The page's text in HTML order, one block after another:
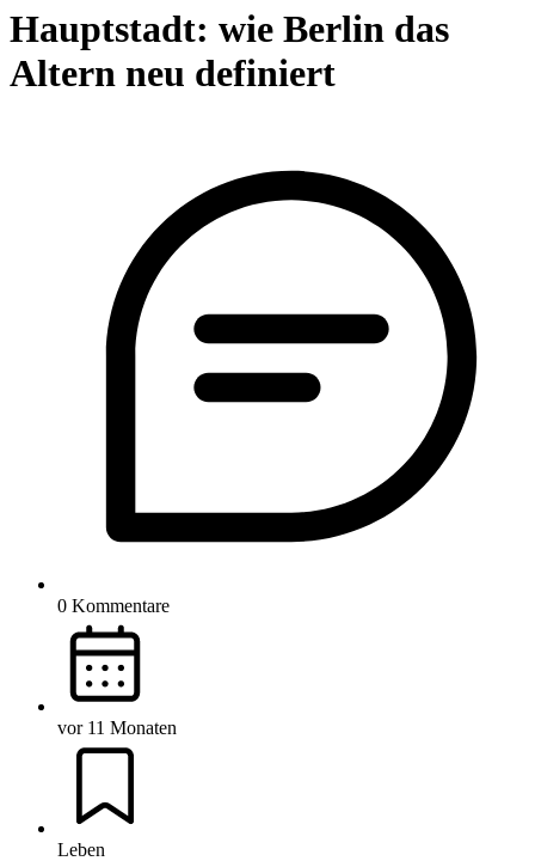
Hauptstadt: wie Berlin das
Altern neu definiert
0 Kommentare
vor 11 Monaten
Leben